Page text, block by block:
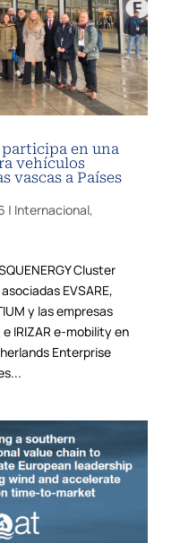
participa en una
vehículos
vascas a Países
| Internacional,
Cluster
EVSARE,
y las empresas
e IRIZAR e-mobility en
Enterprise